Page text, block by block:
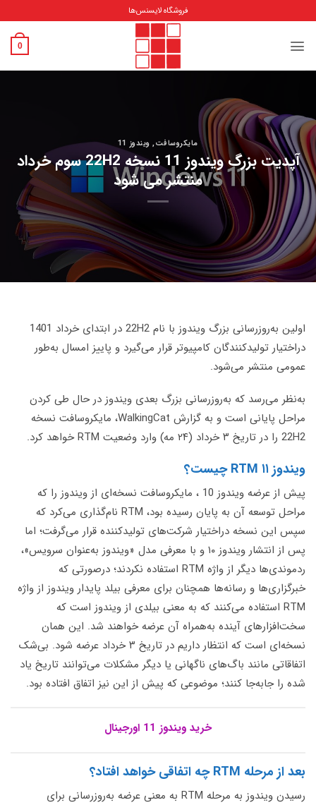
content
فروشگاه لایسنس‌ها
0
مایکروسافت, ویندوز 11
آپدیت بزرگ ویندوز 11 نسخه 22H2 سوم خرداد
منتشر می شود
اولین به‌روزرسانی بزرگ ویندوز با نام 22H2 در ابتدای خرداد 1401
دراختیار تولیدکنندگان کامپیوتر قرار می‌گیرد و پاییز امسال به‌طور
عمومی منتشر می‌شود.
به‌نظر می‌رسد که به‌روزرسانی بزرگ بعدی ویندوز در حال طی کردن
مراحل پایانی است و به گزارش WalkingCat، مایکروسافت نسخه
22H2 را در تاریخ ۳ خرداد (۲۴ مه) وارد وضعیت RTM خواهد کرد.
ویندوز ۱۱ RTM چیست؟
پیش از عرضه ویندوز 10 ، مایکروسافت نسخه‌ای از ویندوز را که
مراحل توسعه آن به پایان رسیده بود، RTM نام‌گذاری می‌کرد که
سپس این نسخه دراختیار شرکت‌های تولیدکننده قرار می‌گرفت؛ اما
پس از انتشار ویندوز ۱۰ و با معرفی مدل «ویندوز به‌عنوان سرویس»،
ردموندی‌ها دیگر از واژه RTM استفاده نکردند؛ درصورتی که
خبرگزاری‌ها و رسانه‌ها همچنان برای معرفی بیلد پایدار ویندوز از واژه
RTM استفاده می‌کنند که به معنی بیلدی از ویندوز است که
سخت‌افزارهای آینده به‌همراه آن عرضه خواهند شد. این همان
نسخه‌ای است که انتظار داریم در تاریخ ۳ خرداد عرضه شود. بی‌شک
اتفاقاتی مانند باگ‌های ناگهانی یا دیگر مشکلات می‌توانند تاریخ یاد
شده را جا‌به‌جا کنند؛ موضوعی که پیش از این نیز اتفاق افتاده بود.
خرید ویندوز 11 اورجینال
بعد از مرحله RTM چه اتفاقی خواهد افتاد؟
رسیدن ویندوز به مرحله RTM به معنی عرضه به‌روزرسانی برای